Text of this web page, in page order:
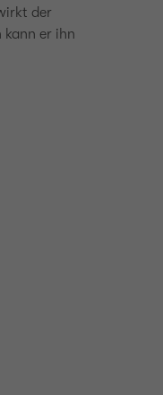
der
kann er ihn